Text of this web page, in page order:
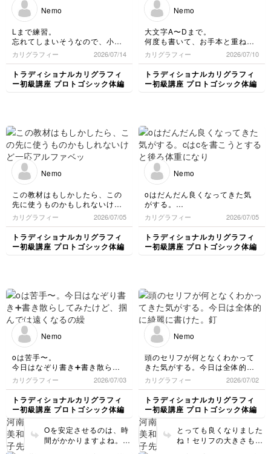
Nemo
Lまで練習。
忘れてしまいそうなので、小文
字も一通り書きました。
写真の都合で全体が入らないで
すね、難しい､､､
カリグラフィー 2026/07/14
トラディショナルカリグラフィ
ー初級講座 プロトゴシック体編
Nemo
大文字A〜Dまで。
何度も書いて、お手本と重ねて
みたときにピッタリだと嬉し
い！
ペンの角度に逆らわないという
か、角度を維持して形を取ると
上手くいく感じがします。
カリグラフィー 2026/07/10
トラディショナルカリグラフィ
ー初級講座 プロトゴシック体編
Nemo
この教材はもしかしたら、この
先に使うものかもしれないけど
一応アルファベットが終了した
ので、見よう見まねで書いてみ
ました。
大文字未着手なので、冒頭は小
はけっこううまくいったかも。
三行目はforとtomorrowがくっ
つきすぎた。
たくさん書いた文字は自信を持
って書けるので、アルファベッ
トと単語でしばらく練習する！
カリグラフィー 2026/07/05
トラディショナルカリグラフィ
ー初級講座 プロトゴシック体編
Nemo
oはだんだん良くなってきた気
がする。
cはcを書こうとすると後ろ体重
になりがち。oを書くつもりで
臨むと、不思議と角度が良くな
る。
意識の違いで、字も変わるんだ
カリグラフィー 2026/07/05
トラディショナルカリグラフィ
ー初級講座 プロトゴシック体編
Nemo
oは苦手〜。
今日はなぞり書き➕書き散らし
てみたけど、掴んでは遠くなる
の繰り返しで本日終了。
あす、動画をもっとしっかり見
ながら復習したい。
oが書けないとceあたりはもっ
と出来ない思う。
カリグラフィー 2026/07/03
トラディショナルカリグラフィ
ー初級講座 プロトゴシック体編
Oを安定させるのは、時
間がかかりますよね。
Nemo
頭のセリフが何となくわかって
きた気がする。今日は全体的に
綺麗に書けた。
釘の頭のようになるとやややり
すぎに感じるので、少し小ぶり
になるように気をつけたい。
明日からoグループに進んでみ
ようかな
カリグラフィー 2026/07/02
トラディショナルカリグラフィ
ー初級講座 プロトゴシック体編
とっても良くなりました
ね！セリフの大きさもバ